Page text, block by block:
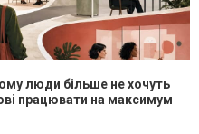
люди більше не хочуть
працювати на максимум